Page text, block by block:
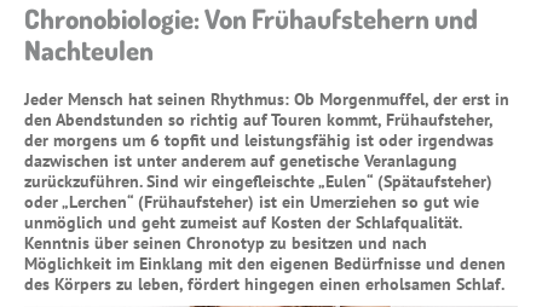
ONLINE-COACH
GESUNDER SCHLAF
Lebenselexier Schlaf
Forschung
Schlafstörungen
Chronobiologie
Chronobiologie: Von Frühaufstehern und
Nachteulen
Jeder Mensch hat seinen Rhythmus: Ob Morgenmuffel, der erst in
den Abendstunden so richtig auf Touren kommt, Frühaufsteher,
der morgens um 6 topfit und leistungsfähig ist oder irgendwas
dazwischen ist unter anderem auf genetische Veranlagung
zurückzuführen. Sind wir eingefleischte „Eulen“ (Spätaufsteher)
oder „Lerchen“ (Frühaufsteher) ist ein Umerziehen so gut wie
unmöglich und geht zumeist auf Kosten der Schlafqualität.
Kenntnis über seinen Chronotyp zu besitzen und nach
Möglichkeit im Einklang mit den eigenen Bedürfnisse und denen
des Körpers zu leben, fördert hingegen einen erholsamen Schlaf.